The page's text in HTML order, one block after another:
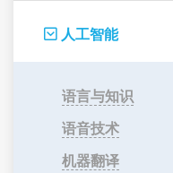
 人工智能
语言与知识
语音技术
机器翻译